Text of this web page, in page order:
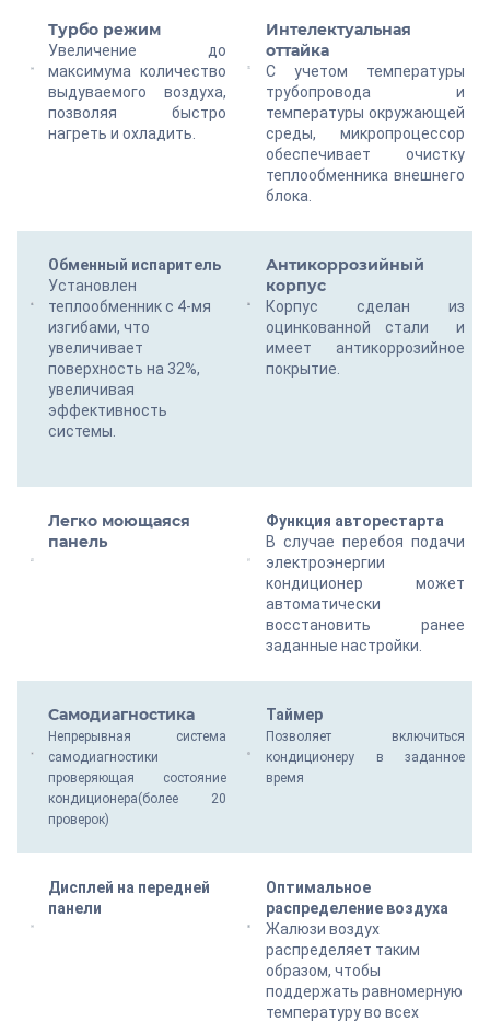
Турбо режим
Увеличение до
максимума количество
выдуваемого воздуха,
позволяя быстро
нагреть и охладить.
Интелектуальная
оттайка
С учетом температуры
трубопровода и
температуры окружающей
среды, микропроцессор
обеспечивает очистку
теплообменника внешнего
блока.
Обменный испаритель
Установлен
теплообменник с 4-мя
изгибами, что
увеличивает
поверхность на 32%,
увеличивая
эффективность
системы.
Антикоррозийный
корпус
Корпус сделан из
оцинкованной стали и
имеет антикоррозийное
покрытие.
Легко моющаяся
панель
Функция авторестарта
В случае перебоя подачи
электроэнергии
кондиционер может
автоматически
восстановить ранее
заданные настройки.
Самодиагностика
Непрерывная система
самодиагностики
проверяющая состояние
кондиционера(более 20
проверок)
Таймер
Позволяет включиться
кондиционеру в заданное
время
Дисплей на передней
панели
Оптимальное
распределение воздуха
Жалюзи воздух
распределяет таким
образом, чтобы
поддержать равномерную
температуру во всех